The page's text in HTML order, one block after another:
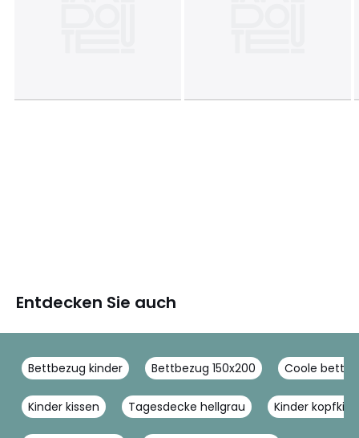
Entdecken Sie auch
Bettbezug kinder Bettbezug 150x200 Coole
Kinder kissen Tagesdecke hellgrau Kinder